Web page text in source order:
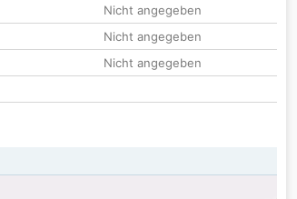
Nicht angegeben
Nicht angegeben
Nicht angegeben